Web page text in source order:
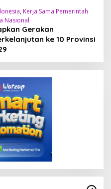
, Kerja Sama Pemerintah
Nasional
Gerakan
ke 10 Provinsi